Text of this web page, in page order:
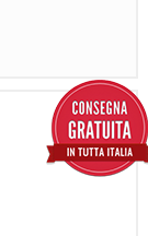
grande
quotidiano.